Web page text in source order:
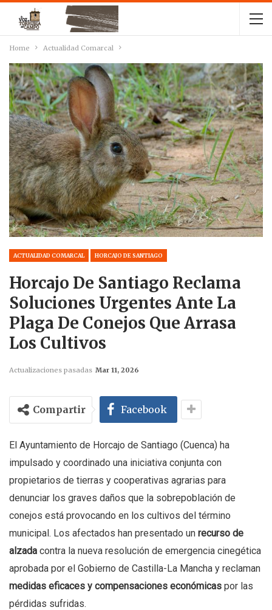
Home Actualidad Comarcal
ACTUALIDAD COMARCAL HORCAJO DE SANTIAGO
Horcajo De Santiago Reclama
Soluciones Urgentes Ante La
Plaga De Conejos Que Arrasa
Los Cultivos
Actualizaciones pasadas Mar 11, 2026
Compartir Facebook
El Ayuntamiento de Horcajo de Santiago (Cuenca) ha
impulsado y coordinado una iniciativa conjunta con
propietarios de tierras y cooperativas agrarias para
denunciar los graves daños que la sobrepoblación de
conejos está provocando en los cultivos del término
municipal. Los afectados han presentado un recurso de
alzada contra la nueva resolución de emergencia cinegética
aprobada por el Gobierno de Castilla-La Mancha y reclaman
medidas eficaces y compensaciones económicas por las
pérdidas sufridas.